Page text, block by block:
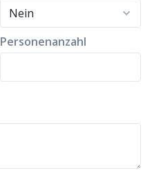
Personenanzahl